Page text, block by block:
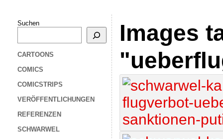
Suchen
CARTOONS
COMICS
COMICSTRIPS
VERÖFFENTLICHUNGEN
REFERENZEN
SCHWARWEL
Images